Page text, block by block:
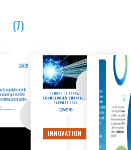
(7)
INNOVATION